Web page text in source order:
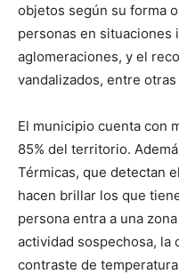
objetos según su forma
personas en situaciones
aglomeraciones, y el
vandalizados, entre
El municipio cuenta con
85% del territorio.
Térmicas, que detectan
hacen brillar los que
persona entra a una
actividad sospechosa, la
contraste de